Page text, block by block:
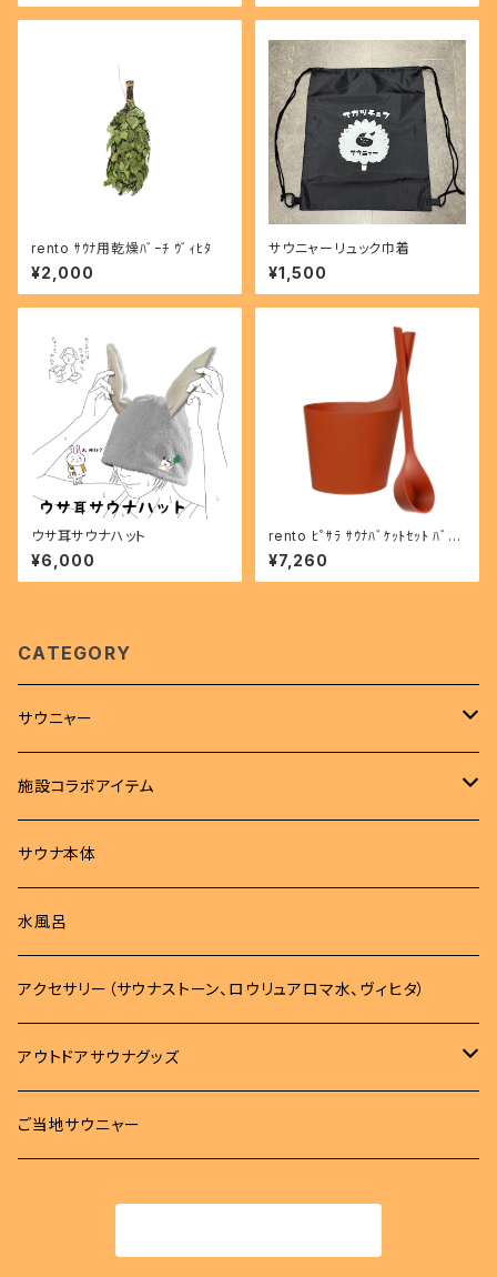
rento ｻｳﾅ用乾燥ﾊﾞｰﾁ ｳﾞｨﾋﾀ
¥2,000
サウニャーリュック巾着
¥1,500
ウサ耳サウナハット
¥6,000
rento ﾋﾟｻﾗ ｻｳﾅﾊﾞｹｯﾄｾｯﾄ ﾊﾞｰｸ
605015
¥7,260
CATEGORY
サウニャー
アパレル
Tシャツ
ロンT
サウナハット
サウナマット
バッグ
バッグ
サコッシュ
タオル
MOKUタオル
雑貨
施設コラボアイテム
Tシャツ
サウナハット
タオル
雑貨
サウナマット
サウナ本体
水風呂
アクセサリー（サウナストーン、ロウリュアロマ水、ヴィヒタ）
アウトドアサウナグッズ
柄杓
ロウリュアロマ
ご当地サウニャー